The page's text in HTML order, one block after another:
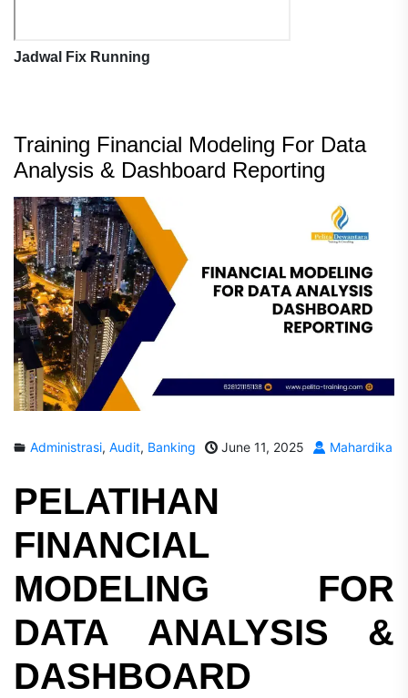
Jadwal Fix Running
Training Financial Modeling For Data
Analysis & Dashboard Reporting
Administrasi, Audit, Banking June 11, 2025 Mahardika
PELATIHAN
FINANCIAL
MODELING FOR
DATA ANALYSIS &
DASHBOARD